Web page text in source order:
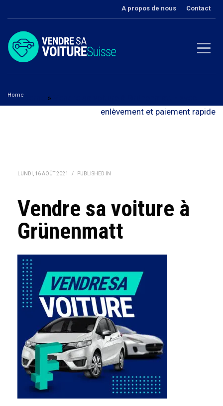
A propos de nous Contact
Home »
enlèvement et paiement rapide
LUNDI, 16 AOÛT 2021 / PUBLISHED IN
Vendre sa voiture à
Grünenmatt